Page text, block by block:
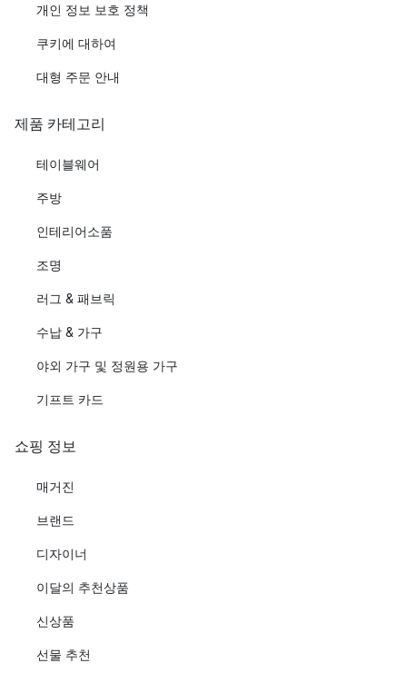
개인 정보 보호 정책
쿠키에 대하여
대형 주문 안내
제품 카테고리
테이블웨어
주방
인테리어소품
조명
러그 & 패브릭
수납 & 가구
야외 가구 및 정원용 가구
기프트 카드
쇼핑 정보
매거진
브랜드
디자이너
이달의 추천상품
신상품
선물 추천